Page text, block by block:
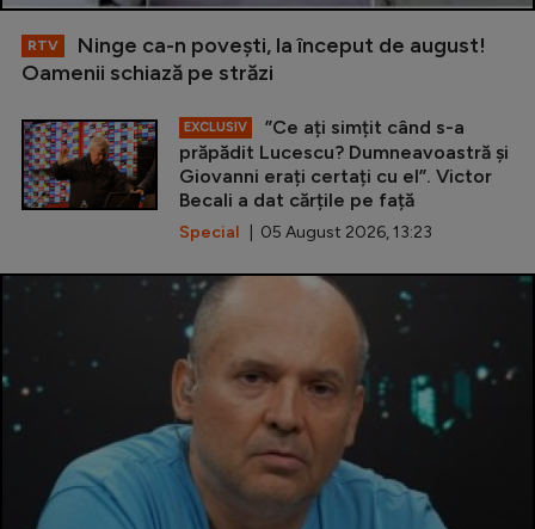
RTV
Ninge ca-n povești, la început de august!
Oamenii schiază pe străzi
EXCLUSIV
”Ce ați simțit când s-a
prăpădit Lucescu? Dumneavoastră și
Giovanni erați certați cu el”. Victor
Becali a dat cărțile pe față
Special | 05 August 2026, 13:23